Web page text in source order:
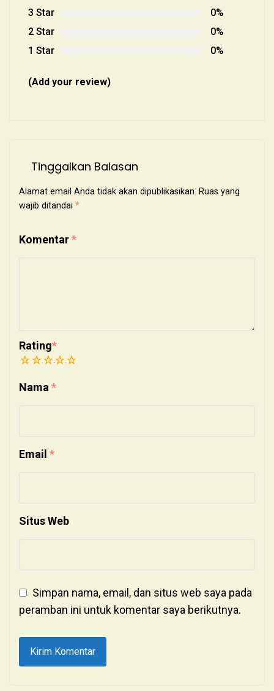
3 Star
0%
2 Star
0%
1 Star
0%
(Add your review)
Tinggalkan Balasan
Alamat email Anda tidak akan dipublikasikan. Ruas yang
wajib ditandai *
Komentar*
Rating*
5
4
3
2
Nama *
Email *
Situs Web
Simpan nama, email, dan situs web saya pada
peramban ini untuk komentar saya berikutnya.